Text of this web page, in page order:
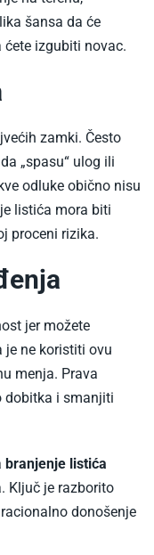
šansa da će
izgubiti novac.
zamki. Često
„spasu“ ulog ili
odluke obično nisu
listića mora biti
proceni rizika.
jer možete
je ne koristiti ovu
menja. Prava
dobitka i smanjiti
branjenje listića
Ključ je razborito
donošenje